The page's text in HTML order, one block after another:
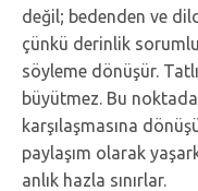
değil; bedenden ve
çünkü derinlik
söyleme dönüşür.
büyütmez. Bu
karşılaşmasına
paylaşım olarak
anlık hazla sınırlar.